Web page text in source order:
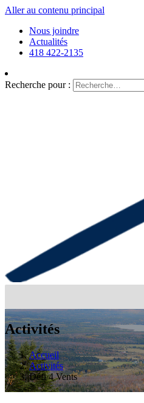
Aller au contenu principal
Nous joindre
Actualités
418 422-2135
Recherche pour :
Activités
Accueil
Activités
Défi 4 Vents